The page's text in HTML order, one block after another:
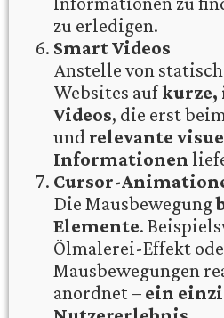
zu erledigen.
Smart Videos
Anstelle von
Websites auf
Videos, die erst
und relevante
Informationen
Cursor-
Die Mausbewegung
Elemente.
Ölmalerei-Effekt
Mausbewegungen
anordnet – ein